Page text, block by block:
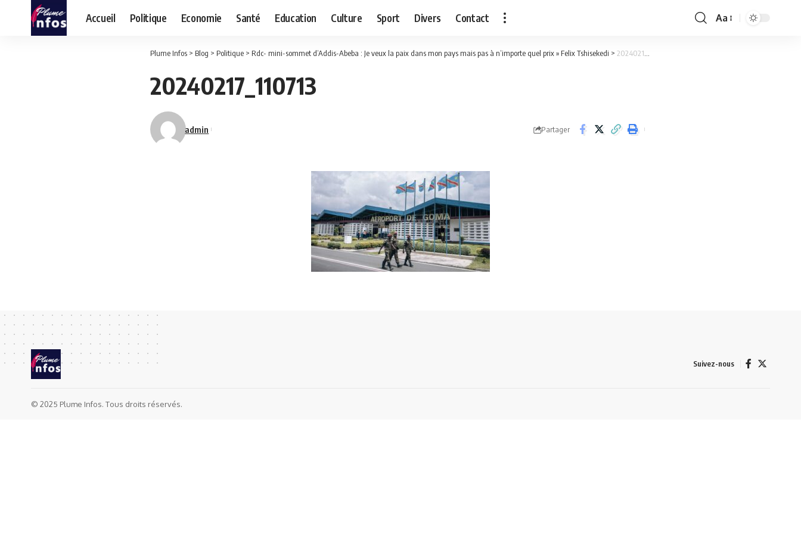
Accueil Politique Economie Santé Education Culture Sport Divers Contact
Font
Aa
Plume Infos > Blog > Politique > Rdc- mini-sommet d’Addis-Abeba : Je veux la paix dans mon pays mais pas à n’importe quel prix » Felix Tshisekedi > 20240217_110713
20240217_110713
admin Partager
Suivez-nous
© 2025 Plume Infos. Tous droits réservés.